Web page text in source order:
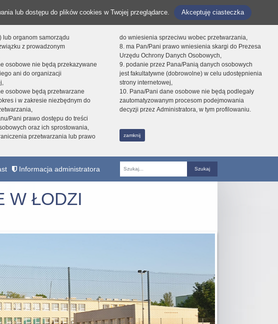
lub dostępu do plików cookies w Twojej przeglądarce. Akceptuję ciasteczka
lub organom samorządu
z prowadzonym
osobowe nie będą przekazywane
ani do organizacji
osobowe będą przetwarzane
i w zakresie niezbędnym do
Pani prawo dostępu do treści
oraz ich sprostowania,
przetwarzania lub prawo
do wniesienia sprzeciwu wobec przetwarzania,
8. ma Pan/Pani prawo wniesienia skargi do Prezesa
Urzędu Ochrony Danych Osobowych,
9. podanie przez Pana/Panią danych osobowych
jest fakultatywne (dobrowolne) w celu udostępnienia
strony internetowej,
10. Pana/Pani dane osobowe nie będą podlegały
zautomatyzowanym procesom podejmowania
decyzji przez Administratora, w tym profilowaniu.
zamknij
Informacja administratora
Fraza
W ŁODZI